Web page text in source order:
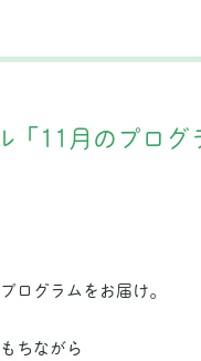
「11月のプログ
ログラムをお届け。
ちながら